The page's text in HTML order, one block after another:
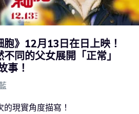
》12月13日在日上映！
同的父女展開「正常」
事！
現實角度描寫！